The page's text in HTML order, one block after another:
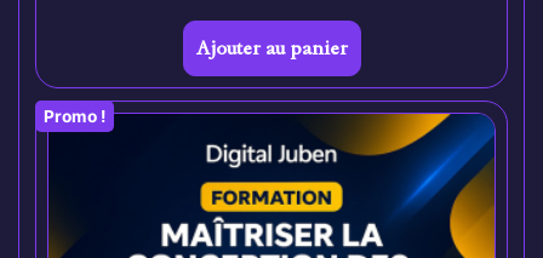
Ajouter au panier
Promo !